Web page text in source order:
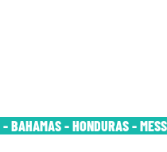
BAHAMAS - HONDURAS -